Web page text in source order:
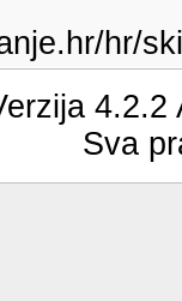
hr/
Sva